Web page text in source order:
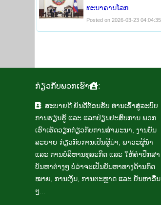
ທະນາຄານໂລກ
Posted on 2026-03-23 04:04:35
ກ່ຽວ​ກັບ​ພວກ​ເຮົາ :
: ສະ​ບາຍ​ດີ ຍິນ​ດີ​ຕ້ອນ​ຮັບ​ ທ່ານ​ເຂົ້າ​ສູ່ລະ​ບົບ​
ການ​ຮຽນ​ຮູ້ ແລະ ແລກ​ປ່ຽນ​ປະ​ສົບ​ການ ພວກ​
ເຮົາ​ເຮັດ​ວຽກ​ກ່ຽວ​ກັບ​ການ​ສຳ​ມະ​ນາ, ງານ​ບັນ​
ລະ​ຍາຍ ກ່ຽວ​ກັບ​ການ​ເປັນ​ຜູ້​ນຳ, ພາ​ວະ​ຜູ້​ນຳ
ແລະ ການ​ບໍ​ລິ​ຫານ​ທຸ​ລະ​ກິດ ແລະ ໃຫ້​ຄຳ​ປຶກ​ສາ​
ບັນ​ຫາ​ຕ່າງໆ ບໍ່​ວ່າ​ຈະ​ເປັນ​ບັນ​ຫາ​ທາງ​ດ້ານ​ກົດ​
ໝາຍ, ການ​ເງິນ, ການ​ຕະຫຼາດ ແລະ ບັນ​ຫາ​ອື່ນ
ໆ...